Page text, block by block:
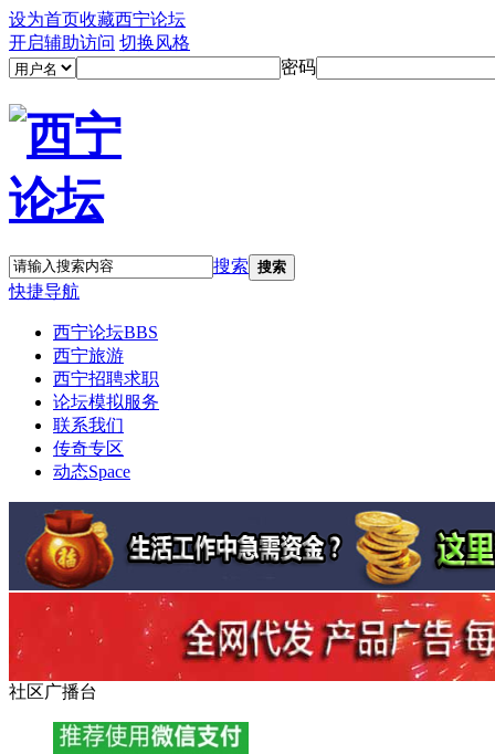
设为首页收藏西宁论坛
开启辅助访问 切换风格
密码
搜索 搜索
快捷导航
西宁论坛BBS
西宁旅游
西宁招聘求职
论坛模拟服务
联系我们
传奇专区
动态Space
社区广播台